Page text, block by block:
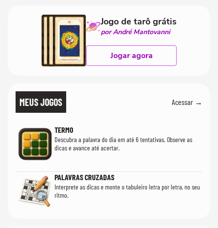
Jogo de tarô grátis
por André Mantovanni
Jogar agora
MEUS JOGOS Acessar →
TERMO
Descubra a palavra do dia em até 6 tentativas. Observe as
dicas e avance até acertar.
PALAVRAS CRUZADAS
Interprete as dicas e monte o tabuleiro letra por letra, no seu
ritmo.